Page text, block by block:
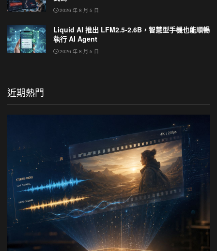
2026 年 8 月 5 日
Liquid AI 推出 LFM2.5-2.6B，智慧型手機也能順暢
執行 AI Agent
2026 年 8 月 5 日
近期熱門